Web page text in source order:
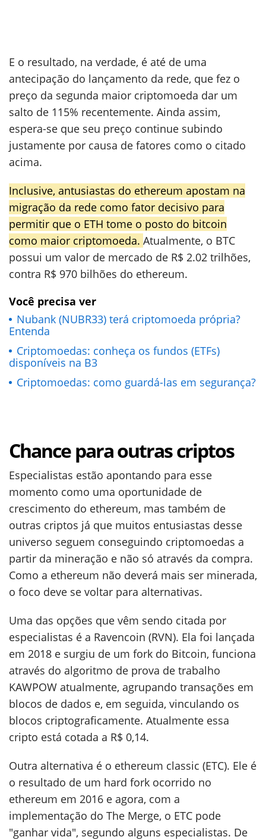
E o resultado, na verdade, é até de uma
antecipação do lançamento da rede, que fez o
preço da segunda maior criptomoeda dar um
salto de 115% recentemente. Ainda assim,
espera-se que seu preço continue subindo
justamente por causa de fatores como o citado
acima.
Inclusive, antusiastas do ethereum apostam na
migração da rede como fator decisivo para
permitir que o ETH tome o posto do bitcoin
como maior criptomoeda. Atualmente, o BTC
possui um valor de mercado de R$ 2.02 trilhões,
contra R$ 970 bilhões do ethereum.
Você precisa ver
Nubank (NUBR33) terá criptomoeda própria?
Entenda
Criptomoedas: conheça os fundos (ETFs)
disponíveis na B3
Criptomoedas: como guardá-las em segurança?
Chance para outras criptos
Especialistas estão apontando para esse
momento como uma oportunidade de
crescimento do ethereum, mas também de
outras criptos já que muitos entusiastas desse
universo seguem conseguindo criptomoedas a
partir da mineração e não só através da compra.
Como a ethereum não deverá mais ser minerada,
o foco deve se voltar para alternativas.
Uma das opções que vêm sendo citada por
especialistas é a Ravencoin (RVN). Ela foi lançada
em 2018 e surgiu de um fork do Bitcoin, funciona
através do algoritmo de prova de trabalho
KAWPOW atualmente, agrupando transações em
blocos de dados e, em seguida, vinculando os
blocos criptograficamente. Atualmente essa
cripto está cotada a R$ 0,14.
Outra alternativa é o ethereum classic (ETC). Ele é
o resultado de um hard fork ocorrido no
ethereum em 2016 e agora, com a
implementação do The Merge, o ETC pode
"ganhar vida", segundo alguns especialistas. De